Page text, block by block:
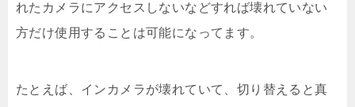
れたカメラにアクセスしないなどすれば壊れていない
方だけ使用することは可能になってます。
たとえば、インカメラが壊れていて、切り替えると真